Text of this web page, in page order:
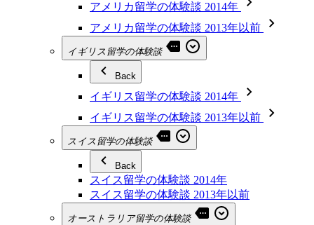
アメリカ留学の体験談 2014年
アメリカ留学の体験談 2013年以前
イギリス留学の体験談
Back
イギリス留学の体験談 2014年
イギリス留学の体験談 2013年以前
スイス留学の体験談
Back
スイス留学の体験談 2014年
スイス留学の体験談 2013年以前
オーストラリア留学の体験談